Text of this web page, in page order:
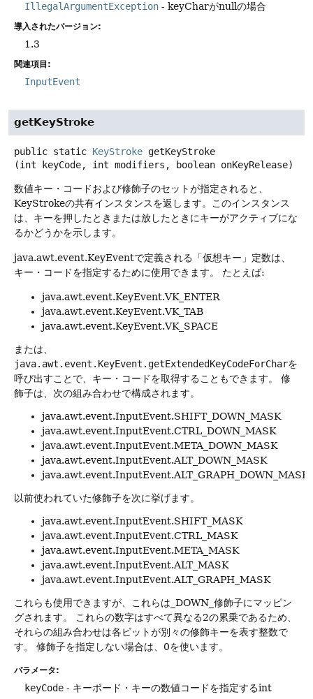
IllegalArgumentException - keyCharがnullの場合
導入されたバージョン:
1.3
関連項目:
InputEvent
getKeyStroke
public static KeyStroke getKeyStroke
(int keyCode, int modifiers, boolean onKeyRelease)
数値キー・コードおよび修飾子のセットが指定されると、
KeyStrokeの共有インスタンスを返します。このインスタンス
は、キーを押したときまたは放したときにキーがアクティブにな
るかどうかを示します。
java.awt.event.KeyEventで定義される「仮想キー」定数は、
キー・コードを指定するために使用できます。
たとえば:
java.awt.event.KeyEvent.VK_ENTER
java.awt.event.KeyEvent.VK_TAB
java.awt.event.KeyEvent.VK_SPACE
または、
java.awt.event.KeyEvent.getExtendedKeyCodeForCharを
呼び出すことで、キー・コードを取得することもできます。
修
飾子は、次の組み合わせで構成されます。
java.awt.event.InputEvent.SHIFT_DOWN_MASK
java.awt.event.InputEvent.CTRL_DOWN_MASK
java.awt.event.InputEvent.META_DOWN_MASK
java.awt.event.InputEvent.ALT_DOWN_MASK
java.awt.event.InputEvent.ALT_GRAPH_DOWN_MASK
以前使われていた修飾子を次に挙げます。
java.awt.event.InputEvent.SHIFT_MASK
java.awt.event.InputEvent.CTRL_MASK
java.awt.event.InputEvent.META_MASK
java.awt.event.InputEvent.ALT_MASK
java.awt.event.InputEvent.ALT_GRAPH_MASK
これらも使用できますが、これらは_DOWN_修飾子にマッピン
グされます。
これらの数字はすべて異なる2の累乗であるため、
それらの組み合わせは各ビットが別々の修飾キーを表す整数で
す。
修飾子を指定しない場合は、0を使います。
パラメータ:
keyCode - キーボード・キーの数値コードを指定するint